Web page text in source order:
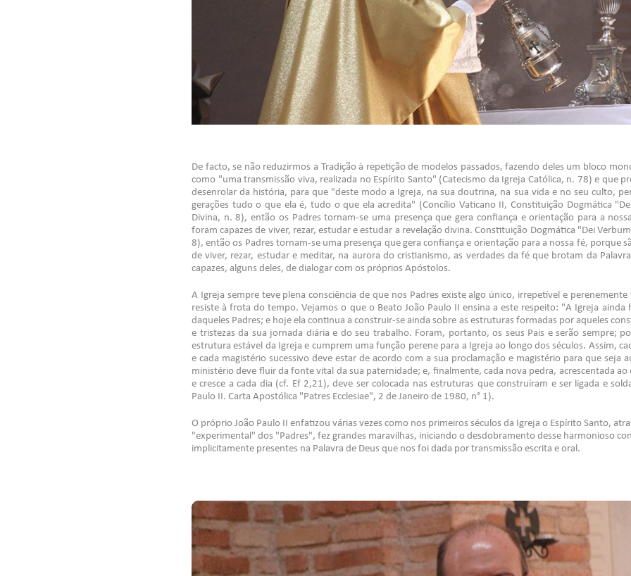
De facto, se não reduzirmos a Tradição à repetição de modelos passados, fazendo deles um bloco
como "uma transmissão viva, realizada no Espírito Santo" (Catecismo da Igreja Católica, n. 78) e que
desenrolar da história, para que "deste modo a Igreja, na sua doutrina, na sua vida e no seu culto,
gerações tudo o que ela é, tudo o que ela acredita" (Concílio Vaticano II, Constituição Dogmática
Divina, n. 8), então os Padres tornam-se uma presença que gera confiança e orientação para a
foram capazes de viver, rezar, estudar e estudar a revelação divina. Constituição Dogmática "Dei
8), então os Padres tornam-se uma presença que gera confiança e orientação para a nossa fé, porque
de viver, rezar, estudar e meditar, na aurora do cristianismo, as verdades da fé que brotam da
capazes, alguns deles, de dialogar com os próprios Apóstolos.
A Igreja sempre teve plena consciência de que nos Padres existe algo único, irrepetível e
resiste à frota do tempo. Vejamos o que o Beato João Paulo II ensina a este respeito: "A Igreja ainda
daqueles Padres; e hoje ela continua a construir-se ainda sobre as estruturas formadas por aqueles
e tristezas da sua jornada diária e do seu trabalho. Foram, portanto, os seus Pais e serão sempre;
estrutura estável da Igreja e cumprem uma função perene para a Igreja ao longo dos séculos. Assim,
e cada magistério sucessivo deve estar de acordo com a sua proclamação e magistério para que seja
ministério deve fluir da fonte vital da sua paternidade; e, finalmente, cada nova pedra, acrescentada
e cresce a cada dia (cf. Ef 2,21), deve ser colocada nas estruturas que construíram e ser ligada e
Paulo II. Carta Apostólica "Patres Ecclesiae", 2 de Janeiro de 1980, n° 1).
O próprio João Paulo II enfatizou várias vezes como nos primeiros séculos da Igreja o Espírito Santo,
"experimental" dos "Padres", fez grandes maravilhas, iniciando o desdobramento desse harmonioso
implicitamente presentes na Palavra de Deus que nos foi dada por transmissão escrita e oral.